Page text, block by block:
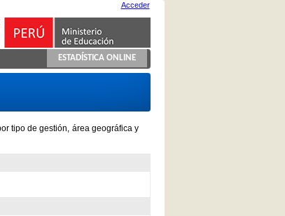
Acceder
ESTADÍSTICA ONLINE
tipo de gestión, área geográfica y